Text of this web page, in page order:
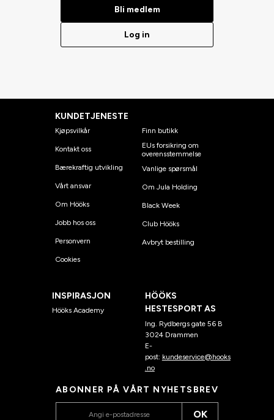
Bli medlem
Log in
KUNDETJENESTE
Kjøpsvilkår
Kontakt oss
Bærekraftig utvikling
Vårt ansvar
Om Hööks
Jobb hos oss
Personvern
Cookies
Finn butikk
EUs forsikring om
overensstemmelse
Vanlige spørsmål
Om Jula Holding
Black Week
Club Hööks
Avbryt bestilling
INSPIRASJON
Hööks Academy
HÖÖKS
HESTESPORT AS
Ing. Rydbergs gate 56 B
3024 Drammen
E-
post: kundeservice@hooks
.no
ABONNER PÅ VÅRT NYHETSBREV
OK